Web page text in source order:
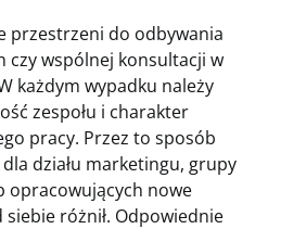
przestrzeni do odbywania
czy wspólnej konsultacji w
każdym wypadku należy
zespołu i charakter
pracy. Przez to sposób
działu marketingu, grupy
opracowujących nowe
różnił. Odpowiednie